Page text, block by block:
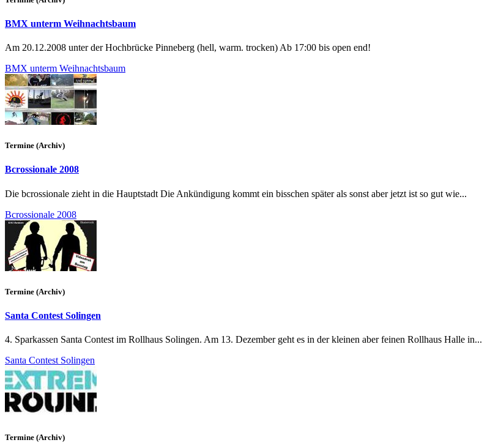
BMX unterm Weihnachtsbaum
Am 20.12.2008 unter der Hochbrücke Pinneberg (hell, warm. trocken) Ab 17:00 bis open end!
BMX unterm Weihnachtsbaum
Termine (Archiv)
Bcrossionale 2008
Die bcrossionale zieht in die Hauptstadt Die Ankündigung kommt ein bisschen später als sonst aber jetzt ist so gut wie...
Bcrossionale 2008
Termine (Archiv)
Santa Contest Solingen
4. Sparkassen Santa Contest im Rollhaus Solingen. Am 13. Dezember geht es in der kleinen aber feinen Rollhaus Halle in...
Santa Contest Solingen
Termine (Archiv)